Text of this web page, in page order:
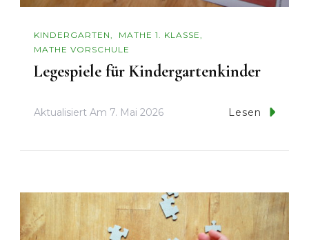
KINDERGARTEN
MATHE 1. KLASSE
MATHE VORSCHULE
Legespiele für Kindergartenkinder
Aktualisiert Am 7. Mai 2026 Lesen